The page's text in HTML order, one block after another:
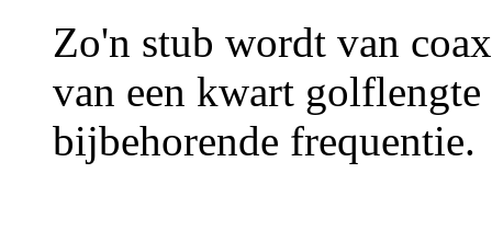
Zo'n stub wordt van
van een kwart
bijbehorende frequentie.